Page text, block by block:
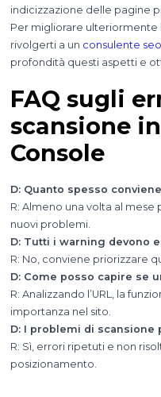
indicizzazione delle pagine
Per migliorare
rivolgerti a un consulente seo
profondità questi aspetti e
FAQ sugli
scansione
Console
D: Quanto spesso
R: Almeno una volta al
nuovi problemi.
D: Tutti i warning devono
R: No, conviene priorizzare
D: Come posso capire se
R: Analizzando l’URL, la
importanza nel sito.
D: I problemi di scansione
R: Sì, errori ripetuti e non
posizionamento.